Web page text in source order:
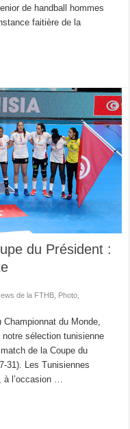
de handball hommes
faitière de la
du Président :
de la FTHB Photo
du Monde,
sélection tunisienne
de la Coupe du
31). Les Tunisiennes
l’occasion …